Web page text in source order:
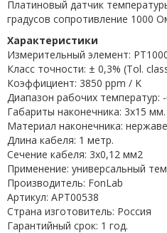
Платиновый датчик
градусов сопротивление 1000
Характеристики
Измерительный элемент:
Класс точности: ± 0,3% (Tol.
Коэффициент: 3850 ppm / K
Диапазон рабочих температур: -
Габариты наконечника: 3x15
Материал наконечника:
Длина кабеля: 1 метр.
Сечение кабеля: 3x0,12 мм2
Применение: универсальный
Производитель: FonLab
Артикул: APT00538
Страна изготовитель: Россия
Гарантийный срок: 1 год.